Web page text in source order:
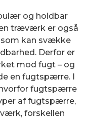
og holdbar
træværk er også
kan svække
Derfor er
mod fugt – og
en fugtspærre. I
fugtspærre
af fugtspærre,
forskellen